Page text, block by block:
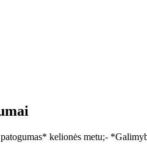
kelionės metu;-